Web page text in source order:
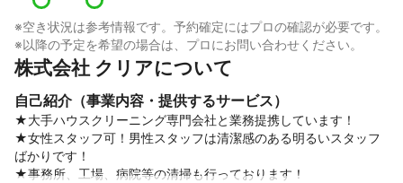
※空き状況は参考情報です。予約確定にはプロの確認が必要です。
※以降の予定を希望の場合は、プロにお問い合わせください。
株式会社 クリアについて
自己紹介（事業内容・提供するサービス）
★大手ハウスクリーニング専門会社と業務提携しています！
★女性スタッフ可！男性スタッフは清潔感のある明るいスタッフ
ばかりです！
★事務所、工場、病院等の清掃も行っております！